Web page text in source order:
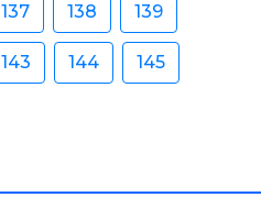
137 138 139
143 144 145